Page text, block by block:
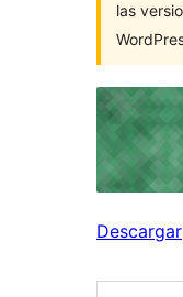
las
Descargar